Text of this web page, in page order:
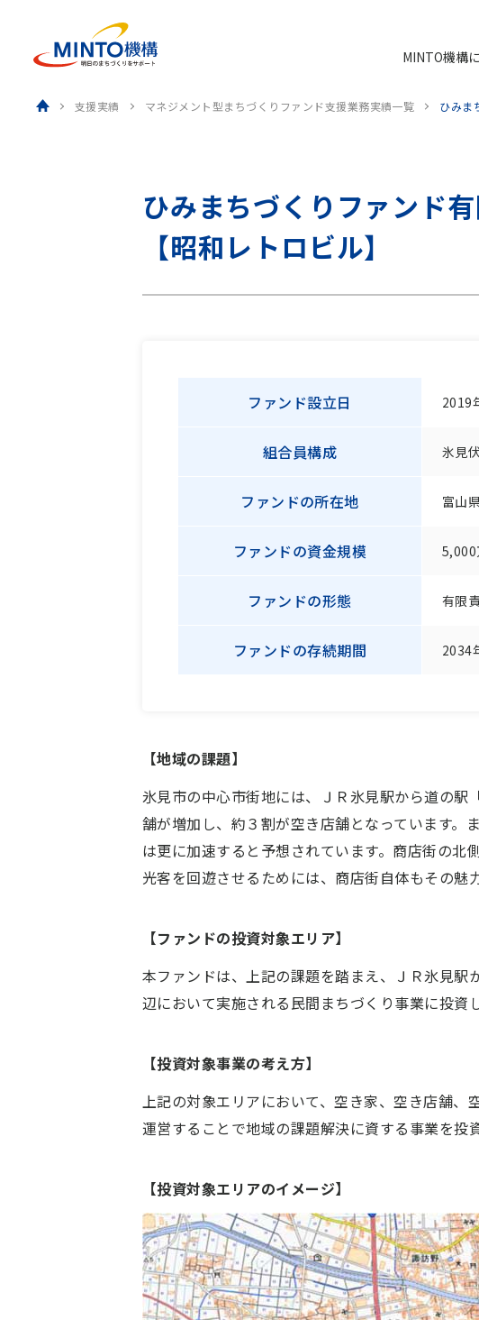
MINTO機構
ホーム支援実績 マネジメント型まちづくりファンド支援業務実績一覧 ひみま
ひみまちづくりファンド
【昭和レトロビル】
ファンド設立日 2019
組合員構成 氷見
ファンドの所在地 富山
ファンドの資金規模 5,000
ファンドの形態 有限
ファンドの存続期間 2034
【地域の課題】
氷見市の中心市街地には、ＪＲ氷見駅から道の
舗が増加し、約３割が空き店舗となっています。
は更に加速すると予想されています。商店街の
光客を回遊させるためには、商店街自体もその魅
【ファンドの投資対象エリア】
本ファンドは、上記の課題を踏まえ、ＪＲ氷見
辺において実施される民間まちづくり事業に投資し
【投資対象事業の考え方】
上記の対象エリアにおいて、空き家、空き店舗、
運営することで地域の課題解決に資する事業を投
【投資対象エリアのイメージ】